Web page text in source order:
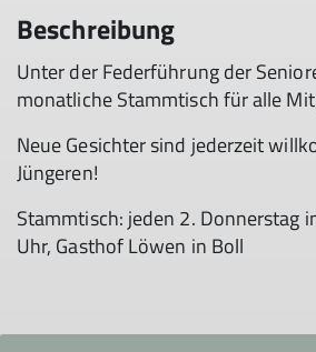
Beschreibung
Unter der Federführung der
monatliche Stammtisch für alle
Neue Gesichter sind jederzeit
Jüngeren!
Stammtisch: jeden 2. Donnerstag
Uhr, Gasthof Löwen in Boll